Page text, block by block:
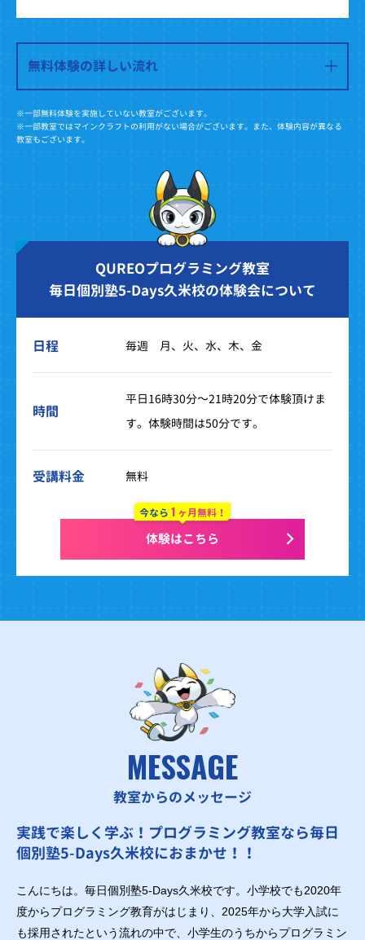
無料体験の詳しい流れ
※一部無料体験を実施していない教室がございます。
※一部教室ではマインクラフトの利用がない場合がございます。また、体験内容が異なる
教室もございます。
QUREOプログラミング教室
毎日個別塾5-Days久米校の体験会について
日程 毎週 月、火、水、木、金
時間
平日16時30分～21時20分で体験頂けま
す。体験時間は50分です。
受講料金 無料
今なら 1 ヶ月無料！
体験はこちら
MESSAGE
教室からのメッセージ
実践で楽しく学ぶ！プログラミング教室なら毎日
個別塾5-Days久米校におまかせ！！
こんにちは。毎日個別塾5-Days久米校です。小学校でも2020年
度からプログラミング教育がはじまり、2025年から大学入試に
も採用されたという流れの中で、小学生のうちからプログラミン